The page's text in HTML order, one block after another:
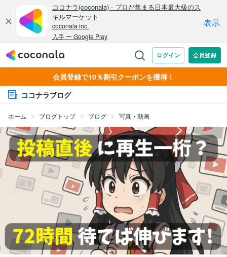
会員登録で10％割引クーポンを獲得！
ココナラブログ
ホーム ブログトップ ブログ 写真・動画